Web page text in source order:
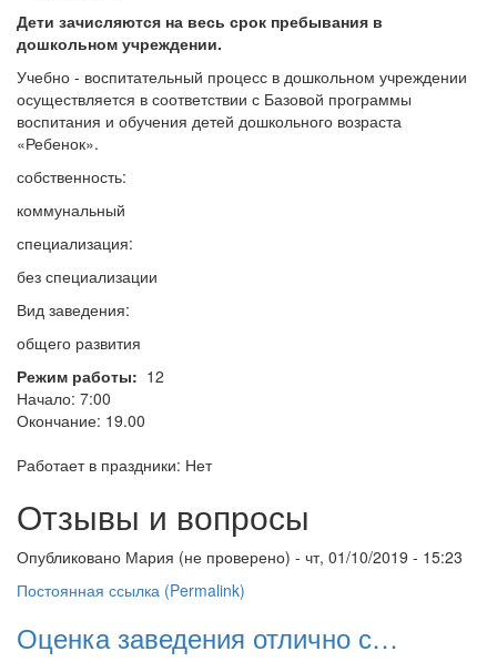
Дети зачисляются на весь срок пребывания в
дошкольном учреждении.
Учебно - воспитательный процесс в дошкольном учреждении
осуществляется в соответствии с Базовой программы
воспитания и обучения детей дошкольного возраста
«Ребенок».
собственность:
коммунальный
специализация:
без специализации
Вид заведения:
общего развития
Режим работы: 12
Начало: 7:00
Окончание: 19.00
Работает в праздники: Нет
Отзывы и вопросы
Опубликовано Мария (не проверено) - чт, 01/10/2019 - 15:23
Постоянная ссылка (Permalink)
Оценка заведения отлично с…